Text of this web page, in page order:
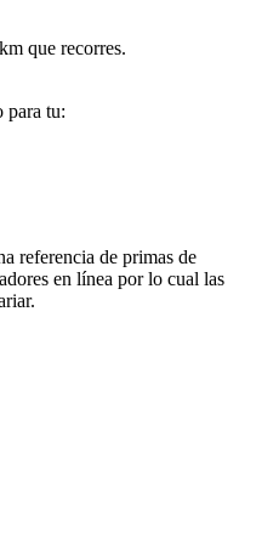
que recorres.
para tu:
referencia de primas de
en línea por lo cual las